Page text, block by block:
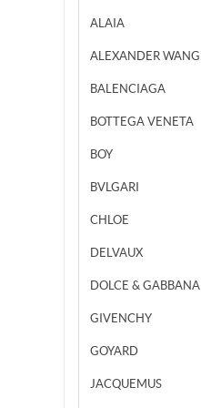
ALAIA
ALEXANDER WANG
BALENCIAGA
BOTTEGA VENETA
BOY
BVLGARI
CHLOE
DELVAUX
DOLCE & GABBANA
GIVENCHY
GOYARD
JACQUEMUS